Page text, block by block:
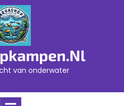
van onderwater
Open